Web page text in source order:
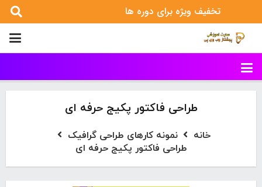
تخفیف ویژه برای دوره ها
طراحی فاکتور پکیج حرفه ای
خانه
نمونه کارهای طراحی گرافیک
طراحی فاکتور پکیج حرفه ای